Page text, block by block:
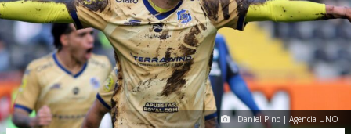
Daniel Pino | Agencia UNO